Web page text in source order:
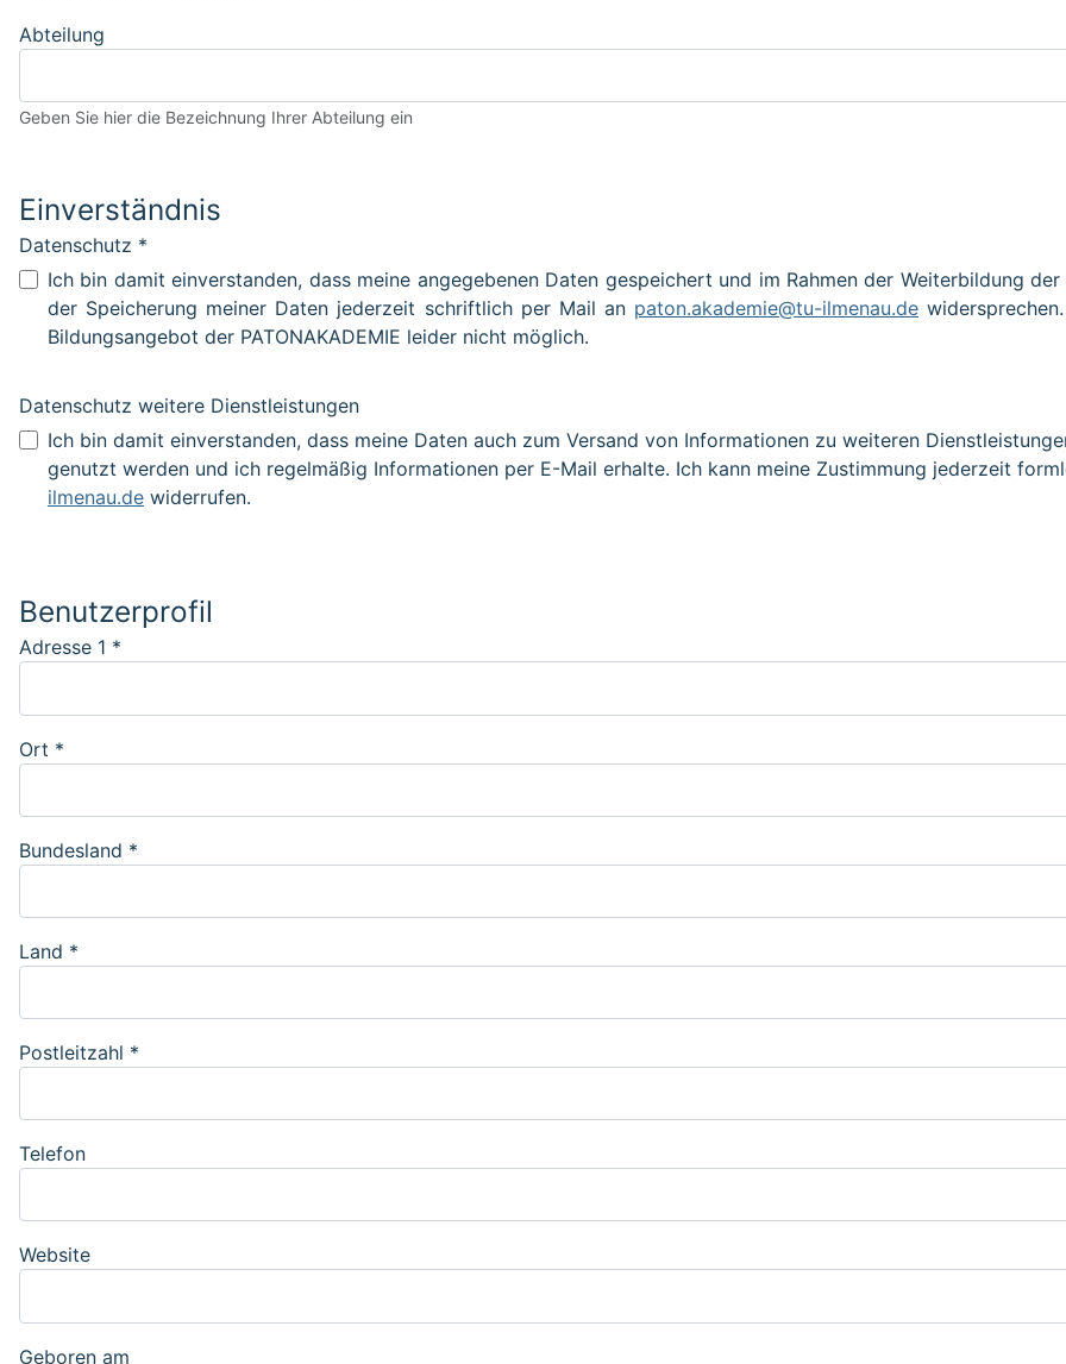
Abteilung
Geben Sie hier die Bezeichnung Ihrer Abteilung ein
Einverständnis
Datenschutz *
Datenschutz
Ich bin damit einverstanden, dass meine angegebenen Daten gespeichert und im Rahmen der Weiterbildung
der Speicherung meiner Daten jederzeit schriftlich per Mail an paton.akademie@tu-ilmenau.de
Bildungsangebot der PATONAKADEMIE leider nicht möglich.
Datenschutz weitere Dienstleistungen
Datenschutz weitere Dienstleistungen
Ich bin damit einverstanden, dass meine Daten auch zum Versand von Informationen zu weiteren
genutzt werden und ich regelmäßig Informationen per E-Mail erhalte. Ich kann meine Zustimmung jederzeit
ilmenau.de widerrufen.
Benutzerprofil
Adresse 1 *
Ort *
Bundesland *
Land *
Postleitzahl *
Telefon
Website
Geboren am